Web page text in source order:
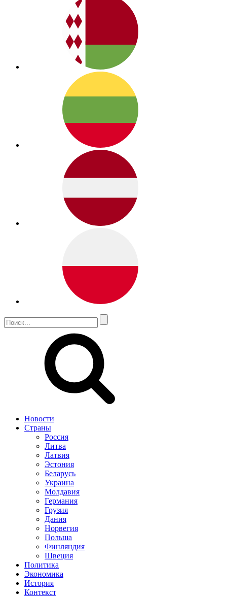
Новости
Страны
Россия
Литва
Латвия
Эстония
Беларусь
Украина
Молдавия
Германия
Грузия
Дания
Норвегия
Польша
Финляндия
Швеция
Политика
Экономика
История
Контекст